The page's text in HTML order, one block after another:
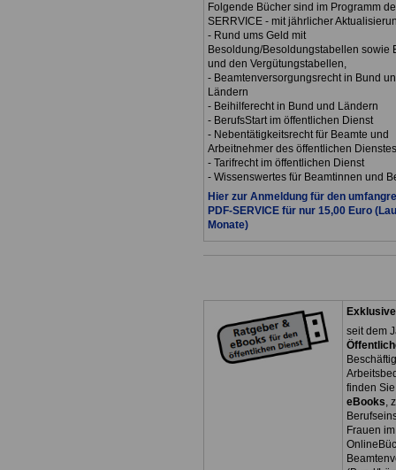
Folgende Bücher sind im Programm
SERRVICE - mit jährlicher
- Rund ums Geld mit
Besoldung/Besoldungstabellen sowie
und den Vergütungstabellen,
- Beamtenversorgungsrecht in Bund
Ländern
- Beihilferecht in Bund und Ländern
- BerufsStart im öffentlichen Dienst
- Nebentätigkeitsrecht für Beamte und
Arbeitnehmer des öffentlichen Dienstes
- Tarifrecht im öffentlichen Dienst
- Wissenswertes für Beamtinnen und
Hier zur Anmeldung für den
PDF-SERVICE für nur 15,00 Euro
Monate)
seit dem
finden
eBooks,
Frauen